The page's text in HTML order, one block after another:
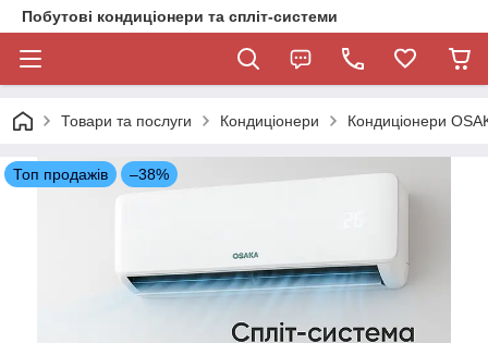
Побутові кондиціонери та спліт-системи
Товари та послуги Кондиціонери Кондиціонери
Топ продажів –38%